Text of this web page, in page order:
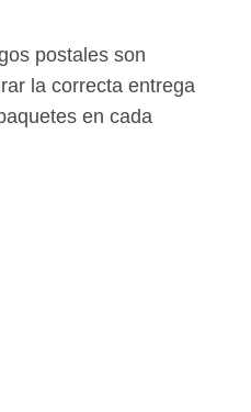
postales son
la correcta entrega
en cada